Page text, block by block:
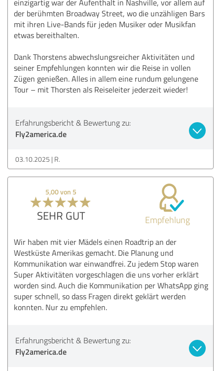
einzigartig war der Aufenthalt in Nashville, vor allem auf
der berühmten Broadway Street, wo die unzähligen Bars
mit ihren Live-Bands für jeden Musiker oder Musikfan
etwas bereithalten.
Dank Thorstens abwechslungsreicher Aktivitäten und
seiner Empfehlungen konnten wir die Reise in vollen
Zügen genießen. Alles in allem eine rundum gelungene
Tour – mit Thorsten als Reiseleiter jederzeit wieder!
Erfahrungsbericht & Bewertung zu:
Fly2america.de
03.10.2025 R.
5,00 von 5
SEHR GUT Empfehlung
Wir haben mit vier Mädels einen Roadtrip an der
Westküste Amerikas gemacht. Die Planung und
Kommunikation war einwandfrei. Zu jedem Stop waren
Super Aktivitäten vorgeschlagen die uns vorher erklärt
worden sind. Auch die Kommunikation per WhatsApp ging
super schnell, so dass Fragen direkt geklärt werden
konnten. Nur zu empfehlen.
Erfahrungsbericht & Bewertung zu:
Fly2america.de